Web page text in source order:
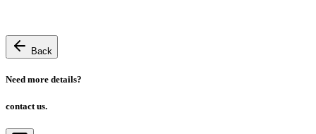
Back
Need more details?
contact us.